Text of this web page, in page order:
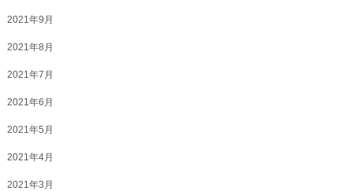
2021年9月
2021年8月
2021年7月
2021年6月
2021年5月
2021年4月
2021年3月